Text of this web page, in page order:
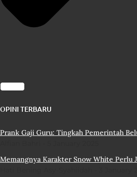
OPINI TERBARU
Prank Gaji Guru: Tingkah Pemerintah
Memangnya Karakter Snow White Perlu